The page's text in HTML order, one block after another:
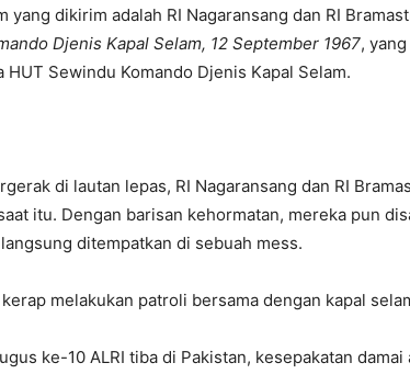
yang dikirim adalah RI Nagaransang dan RI
Djenis Kapal Selam, 12 September 1967,
HUT Sewindu Komando Djenis Kapal Selam.
di lautan lepas, RI Nagaransang dan RI
itu. Dengan barisan kehormatan, mereka pun
ditempatkan di sebuah mess.
melakukan patroli bersama dengan kapal
ke-10 ALRI tiba di Pakistan, kesepakatan